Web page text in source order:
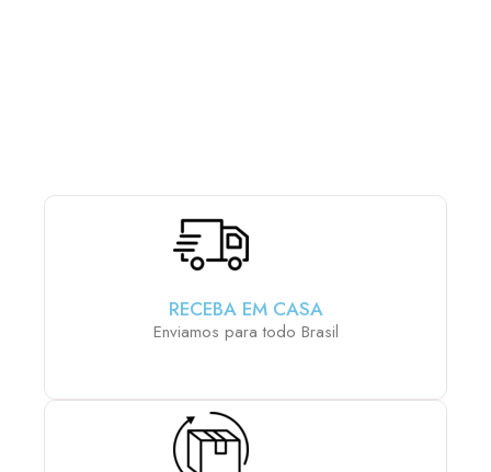
RECEBA EM CASA
Enviamos para todo Brasil